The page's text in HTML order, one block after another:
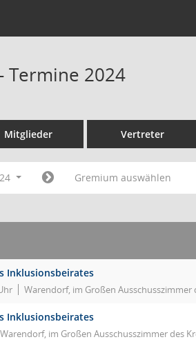
Termine 2024
Mitglieder Vertreter
Gremium auswählen
Inklusionsbeirates
Warendorf, im Großen Ausschusszimmer
Inklusionsbeirates
Warendorf, im Großen Ausschusszimmer des